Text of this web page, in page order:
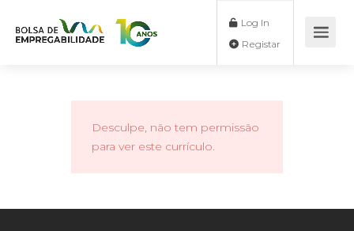
Log In
Desculpe, não tem permissão
para ver este currículo.